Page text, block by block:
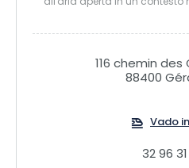
della foresta che
Un'accoglienza autentica e
oltre alle piazzole spaziose
attività ludiche (ping pong,
116 chemin des
88400
Vado
32 96